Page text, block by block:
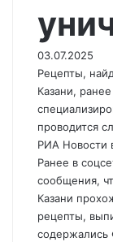
03.07.2025
Рецепты,
Казани,
проводится
РИА Новости
Ранее в
сообщения,
Казани
рецепты,